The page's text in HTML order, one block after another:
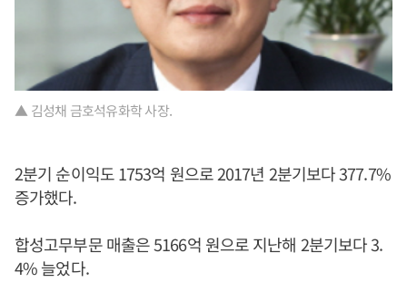
▲ 김성채 금호석유화학 사장.
2분기 순이익도 1753억 원으로 2017년 2분기보다 377.7%
증가했다.
합성고무부문 매출은 5166억 원으로 지난해 2분기보다 3.
4% 늘었다.